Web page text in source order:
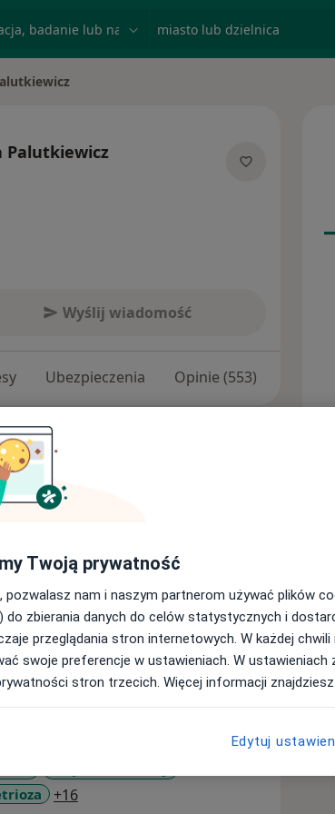
Palutkiewicz
Wyślij wiadomość
Ubezpieczenia Opinie (553)
Medycznego w Łodzi.
r. - decyzją Rady Wydziału
zrealizowana w Klinice
Zdrowia Matki Polki w Łodzi.
r.
2008 r.
Krankenhaus Hoxter, Hoxter,
Klinikum Westfalen, Dortmund,
+16a11y_sr_more_diseases
Twoją prywatność
pozwalasz nam i naszym partnerom używać plików
do zbierania danych do celów statystycznych i
przeglądania stron internetowych. W każdej
swoje preferencje w ustawieniach. W ustawieniach
stron trzecich. Więcej informacji
Edytuj